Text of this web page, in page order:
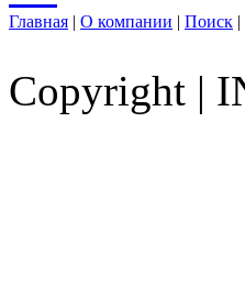
Главная | О компании | Поиск |
Copyright |